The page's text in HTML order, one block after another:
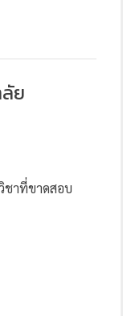
ย
าที่ขาดสอบ